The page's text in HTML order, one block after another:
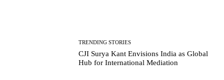
TRENDING STORIES
CJI Surya Kant Envisions India as Global
Hub for International Mediation